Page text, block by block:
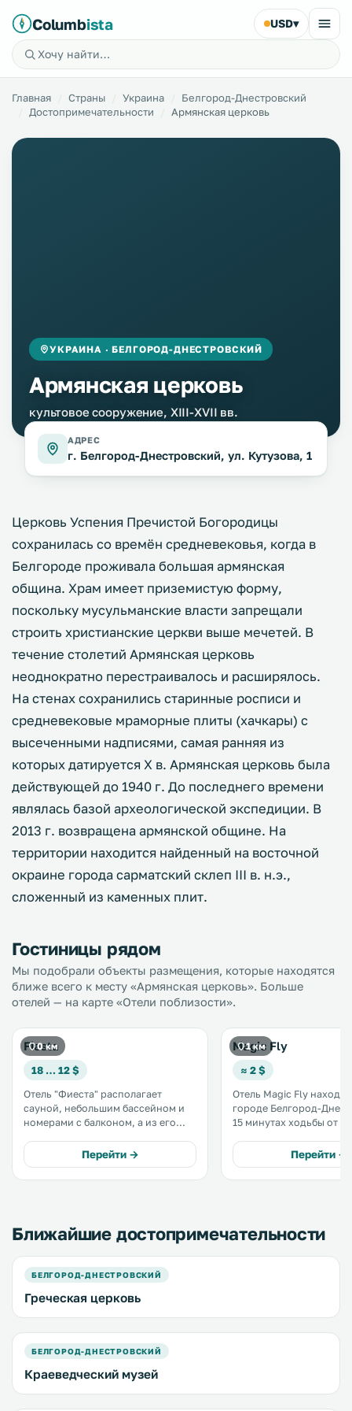
Columbista USD▾
Главная Страны Украина
Белгород-Днестровский
Достопримечательности
Армянская церковь
УКРАИНА · БЕЛГОРОД-ДНЕСТРОВСКИЙ
Армянская церковь
культовое сооружение, XIII-XVII вв.
АДРЕС
г. Белгород-Днестровский, ул. Кутузова, 1
Церковь Успения Пречистой Богородицы
сохранилась со времён средневековья, когда в
Белгороде проживала большая армянская
община. Храм имеет приземистую форму,
поскольку мусульманские власти запрещали
строить христианские церкви выше мечетей. В
течение столетий Армянская церковь
неоднократно перестраивалось и расширялось.
На стенах сохранились старинные росписи и
средневековые мраморные плиты (хачкары) с
высеченными надписями, самая ранняя из
которых датируется X в. Армянская церковь была
действующей до 1940 г. До последнего времени
являлась базой археологической экспедиции. В
2013 г. возвращена армянской общине. На
территории находится найденный на восточной
окраине города сарматский склеп III в. н.э.,
сложенный из каменных плит.
Гостиницы рядом
Мы подобрали объекты размещения, которые находятся
ближе всего к месту «Армянская церковь». Больше
отелей — на карте «Отели поблизости».
0 км
Fiesta
18 … 12 $
Отель "Фиеста" располагает
сауной, небольшим бассейном и
номерами с балконом, а из его
Белгород-Днестровский
центральный городской парк.
Отель находится всего в 350
Перейти →
1 км
Magic Fly
≈ 2 $
Отель Magic Fly
городе Белгород-
15 минутах ходьбы от
отличается
и оборудован отличным
освещением. .
Перейти →
Ближайшие достопримечательности
БЕЛГОРОД-ДНЕСТРОВСКИЙ
Греческая церковь
БЕЛГОРОД-ДНЕСТРОВСКИЙ
Краеведческий музей